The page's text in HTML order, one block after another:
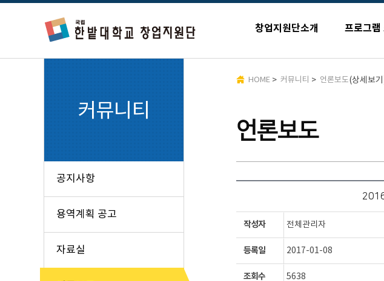
창업지원단소개 프로그램
커뮤니티
공지사항
용역계획 공고
자료실
언론보도
HOME> 커뮤니티 > 언론보도(상세보
작성자 전체관리자
등록일 2017-01-08
조회수 5638